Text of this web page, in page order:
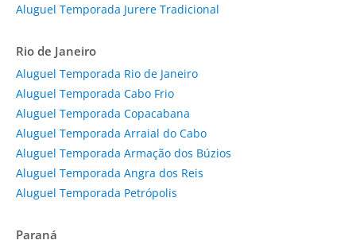
Aluguel Temporada Jurere Tradicional
Rio de Janeiro
Aluguel Temporada Rio de Janeiro
Aluguel Temporada Cabo Frio
Aluguel Temporada Copacabana
Aluguel Temporada Arraial do Cabo
Aluguel Temporada Armação dos Búzios
Aluguel Temporada Angra dos Reis
Aluguel Temporada Petrópolis
Paraná